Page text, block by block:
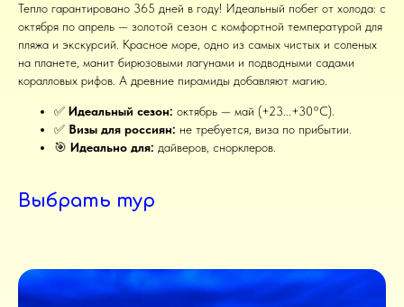
Тепло гарантировано 365 дней в году! Идеальный побег от холода: с
октября по апрель — золотой сезон с комфортной температурой для
пляжа и экскурсий. Красное море, одно из самых чистых и соленых
на планете, манит бирюзовыми лагунами и подводными садами
коралловых рифов. А древние пирамиды добавляют магию.
✅ Идеальный сезон: октябрь — май (+23...+30°C).
✅ Визы для россиян: не требуется, виза по прибытии.
🎯 Идеально для: дайверов, снорклеров.
Выбрать тур